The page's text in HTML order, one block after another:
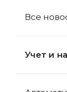
Все
Учет и